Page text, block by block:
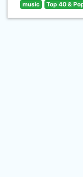
music Top 40 &